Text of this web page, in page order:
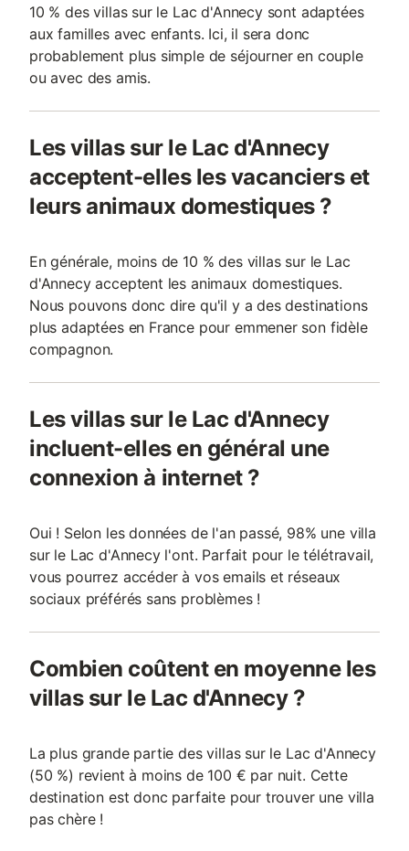
10 % des villas sur le Lac d'Annecy sont adaptées
aux familles avec enfants. Ici, il sera donc
probablement plus simple de séjourner en couple
ou avec des amis.
Les villas sur le Lac d'Annecy
acceptent-elles les vacanciers et
leurs animaux domestiques ?
En générale, moins de 10 % des villas sur le Lac
d'Annecy acceptent les animaux domestiques.
Nous pouvons donc dire qu'il y a des destinations
plus adaptées en France pour emmener son fidèle
compagnon.
Les villas sur le Lac d'Annecy
incluent-elles en général une
connexion à internet ?
Oui ! Selon les données de l'an passé, 98% une villa
sur le Lac d'Annecy l'ont. Parfait pour le télétravail,
vous pourrez accéder à vos emails et réseaux
sociaux préférés sans problèmes !
Combien coûtent en moyenne les
villas sur le Lac d'Annecy ?
La plus grande partie des villas sur le Lac d'Annecy
(50 %) revient à moins de 100 € par nuit. Cette
destination est donc parfaite pour trouver une villa
pas chère !